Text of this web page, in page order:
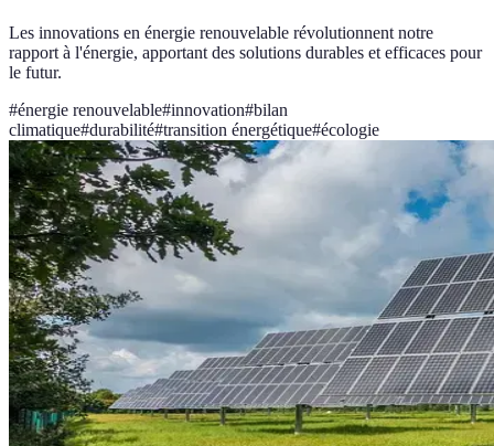
Les innovations en énergie renouvelable révolutionnent notre
rapport à l'énergie, apportant des solutions durables et efficaces pour
le futur.
#énergie renouvelable#innovation#bilan
climatique#durabilité#transition énergétique#écologie